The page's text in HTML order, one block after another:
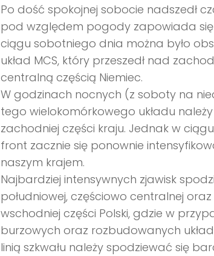
Po dość spokojnej sobocie nadszedł
pod względem pogody zapowiada się
ciągu sobotniego dnia można było
układ MCS, który przeszedł nad
centralną częścią Niemiec.
W godzinach nocnych (z soboty na
tego wielokomórkowego układu
zachodniej części kraju. Jednak w
front zacznie się ponownie
naszym krajem.
Najbardziej intensywnych zjawisk
południowej, częściowo centralnej
wschodniej części Polski, gdzie w
burzowych oraz rozbudowanych
linią szkwału należy spodziewać się